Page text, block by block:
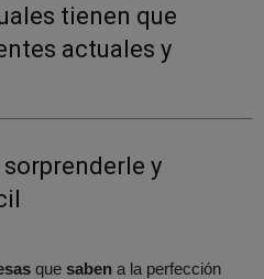
tienen que
actuales y
y
que saben a la perfección